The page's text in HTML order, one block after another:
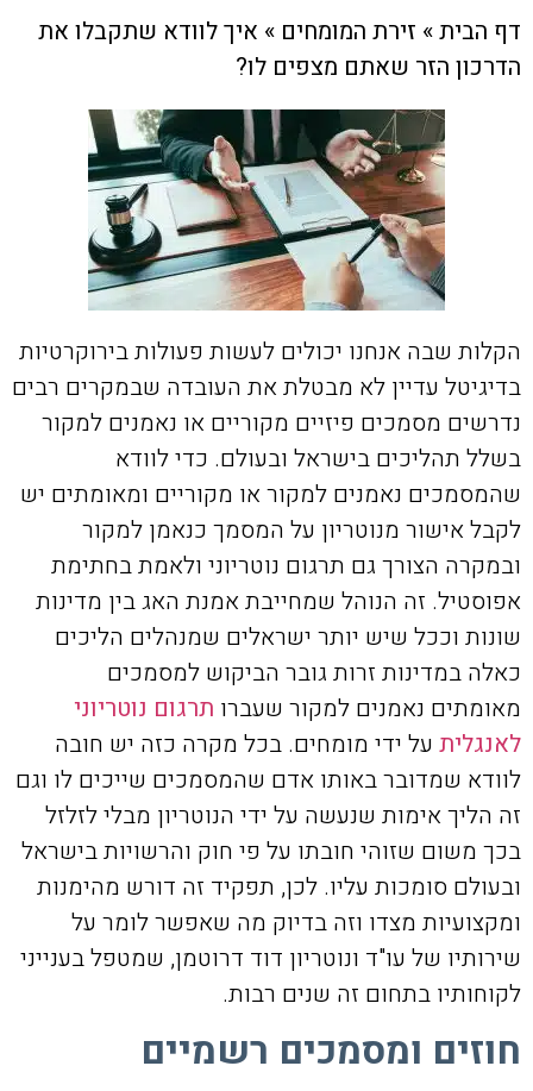
דף הבית» זירת המומחים » איך לוודא שתקבלו את
הדרכון הזר שאתם מצפים לו?
הקלות שבה אנחנו יכולים לעשות פעולות בירוקרטיות
בדיגיטל עדיין לא מבטלת את העובדה שבמקרים רבים
נדרשים מסמכים פיזיים מקוריים או נאמנים למקור
בשלל תהליכים בישראל ובעולם. כדי לוודא
שהמסמכים נאמנים למקור או מקוריים ומאומתים יש
לקבל אישור מנוטריון על המסמך כנאמן למקור
ובמקרה הצורך גם תרגום נוטריוני ולאמת בחתימת
אפוסטיל. זה הנוהל שמחייבת אמנת האג בין מדינות
שונות וככל שיש יותר ישראלים שמנהלים הליכים
כאלה במדינות זרות גובר הביקוש למסמכים
מאומתים נאמנים למקור שעברו תרגום נוטריוני
לאנגלית על ידי מומחים. בכל מקרה כזה יש חובה
לוודא שמדובר באותו אדם שהמסמכים שייכים לו וגם
זה הליך אימות שנעשה על ידי הנוטריון מבלי לזלזל
בכך משום שזוהי חובתו על פי חוק והרשויות בישראל
ובעולם סומכות עליו. לכן, תפקיד זה דורש מהימנות
ומקצועיות מצדו וזה בדיוק מה שאפשר לומר על
שירותיו של עו"ד ונוטריון דוד דרוטמן, שמטפל בענייני
לקוחותיו בתחום זה שנים רבות.
חוזים ומסמכים רשמיים